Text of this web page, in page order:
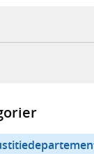
extern
din e-